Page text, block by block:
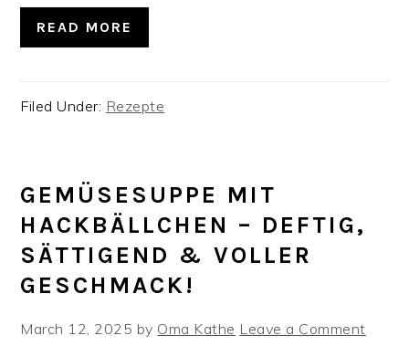
READ MORE
Filed Under: Rezepte
GEMÜSESUPPE MIT
HACKBÄLLCHEN – DEFTIG,
SÄTTIGEND & VOLLER
GESCHMACK!
March 12, 2025 by Oma Kathe Leave a Comment